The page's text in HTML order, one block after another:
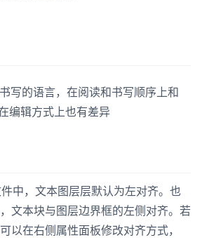
写的语言，在阅读和书写顺序上和
编辑方式上也有差异
中，文本图层层默认为左对齐。也
文本块与图层边界框的左侧对齐。若
以在右侧属性面板修改对齐方式，